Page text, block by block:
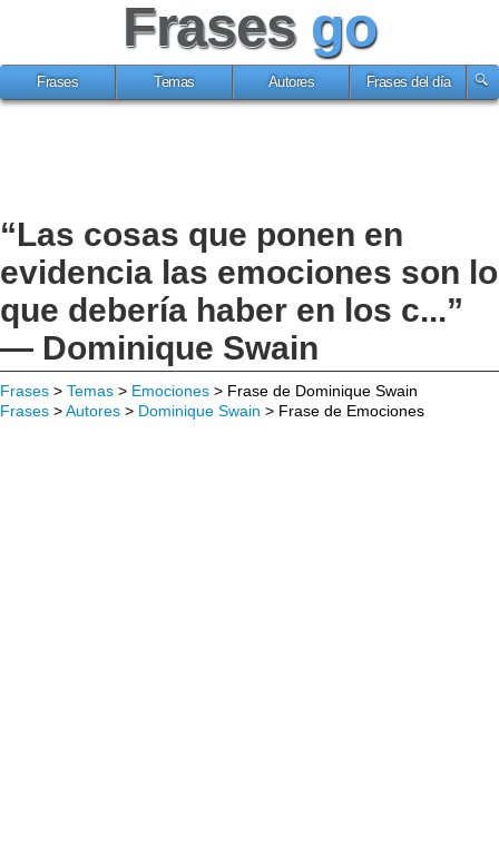
Frases go
Frases Temas Autores Frases del día
“Las cosas que ponen en
evidencia las emociones son lo
que debería haber en los c...”
— Dominique Swain
Frases > Temas > Emociones > Frase de Dominique Swain
Frases >Autores > Dominique Swain > Frase de Emociones